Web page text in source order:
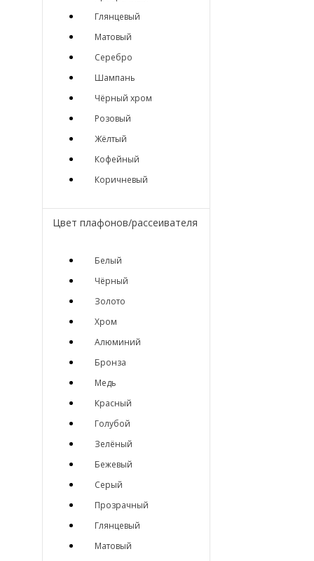
Глянцевый
Матовый
Серебро
Шампань
Чёрный хром
Розовый
Жёлтый
Кофейный
Коричневый
Цвет плафонов/рассеивателя
Белый
Чёрный
Золото
Хром
Алюминий
Бронза
Медь
Красный
Голубой
Зелёный
Бежевый
Серый
Прозрачный
Глянцевый
Матовый